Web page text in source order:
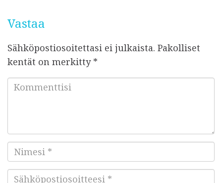
Vastaa
Sähköpostiosoitettasi ei julkaista. Pakolliset
kentät on merkitty *
e
t
i
m